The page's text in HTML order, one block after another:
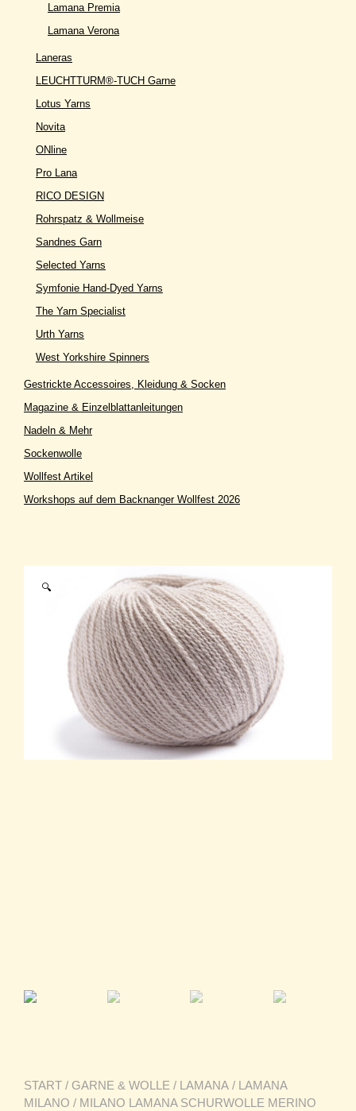
🔍
START / GARNE & WOLLE / LAMANA / LAMANA
MILANO / MILANO LAMANA SCHURWOLLE MERINO
Lamana Premia
Lamana Verona
Laneras
LEUCHTTURM®-TUCH Garne
Lotus Yarns
Novita
ONline
Pro Lana
RICO DESIGN
Rohrspatz & Wollmeise
Sandnes Garn
Selected Yarns
Symfonie Hand-Dyed Yarns
The Yarn Specialist
Urth Yarns
West Yorkshire Spinners
Gestrickte Accessoires, Kleidung & Socken
Magazine & Einzelblattanleitungen
Nadeln & Mehr
Sockenwolle
Wollfest Artikel
Workshops auf dem Backnanger Wollfest 2026